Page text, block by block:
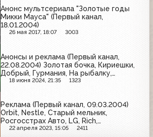
Анонс мультсериала "Золотые годы
Микки Мауса" (Первый канал,
18.01.2004)
26 мая 2017, 18:07 3003
Анонсы и реклама (Первый канал,
22.08.2004) Золотая бочка, Кириешки,
Добрый, Гурмания, На рыбалку,
Samsung, LG, Boomer, Libresse
18 июня 2024, 21:35 1323
Реклама (Первый канал, 09.03.2004)
Orbit, Nestle, Старый мельник,
Росгосстрах Авто, LG, Rich,
Выборы-2004, Роллтон, Nescafe
22 апреля 2023, 15:05 2411